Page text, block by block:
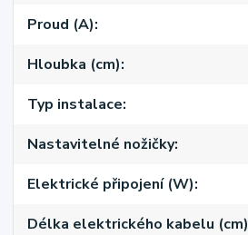
Proud (A)
Hloubka (cm)
Typ instalace
Nastavitelné nožičky
Elektrické připojení (W)
Délka elektrického kabelu (cm)